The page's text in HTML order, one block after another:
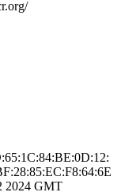
2024 GMT